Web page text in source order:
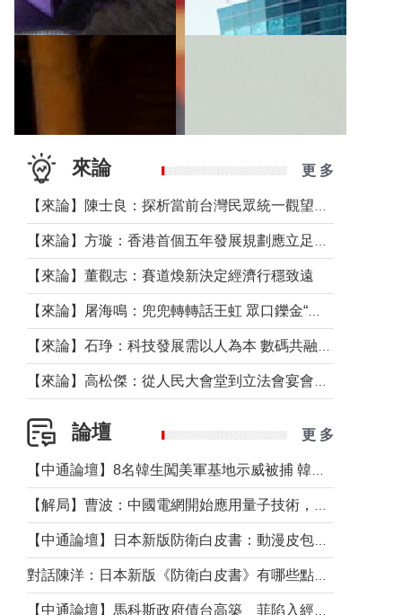
來論 更 多
【來論】董觀志：賽道煥新決定經濟行穩致遠
論壇 更 多